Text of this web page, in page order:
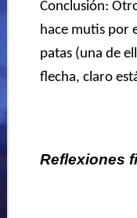
Conclusión:
hace mutis por
patas (una de
flecha, claro
Reflexiones